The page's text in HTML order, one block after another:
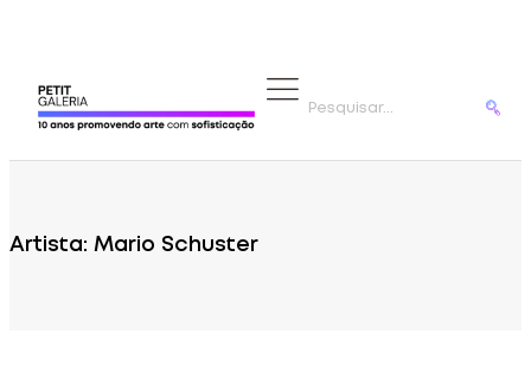
Artista: Mario Schuster